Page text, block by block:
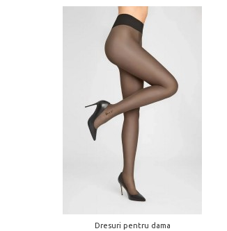
Dresuri pentru dama